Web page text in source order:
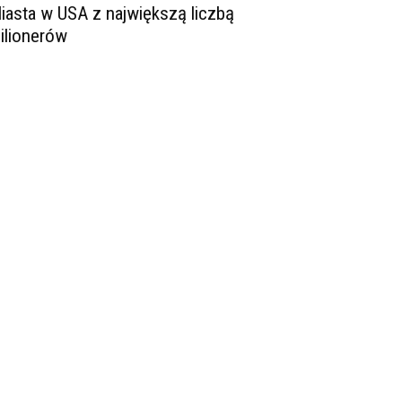
w USA z największą liczbą